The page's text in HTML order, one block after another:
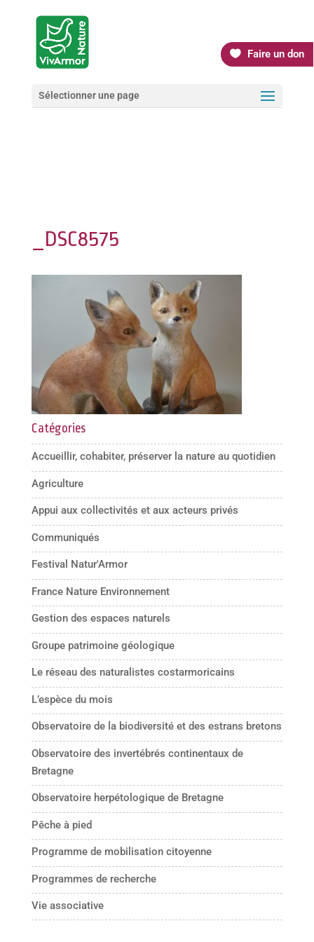
Faire un don
Sélectionner une page
_DSC8575
Catégories
Accueillir, cohabiter, préserver la nature au quotidien
Agriculture
Appui aux collectivités et aux acteurs privés
Communiqués
Festival Natur'Armor
France Nature Environnement
Gestion des espaces naturels
Groupe patrimoine géologique
Le réseau des naturalistes costarmoricains
L’espèce du mois
Observatoire de la biodiversité et des estrans bretons
Observatoire des invertébrés continentaux de
Bretagne
Observatoire herpétologique de Bretagne
Pêche à pied
Programme de mobilisation citoyenne
Programmes de recherche
Vie associative